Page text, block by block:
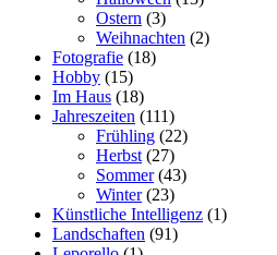
Ostern (3)
Weihnachten (2)
Fotografie (18)
Hobby (15)
Im Haus (18)
Jahreszeiten (111)
Frühling (22)
Herbst(27)
Sommer(43)
Winter(23)
Künstliche Intelligenz (1)
Landschaften (91)